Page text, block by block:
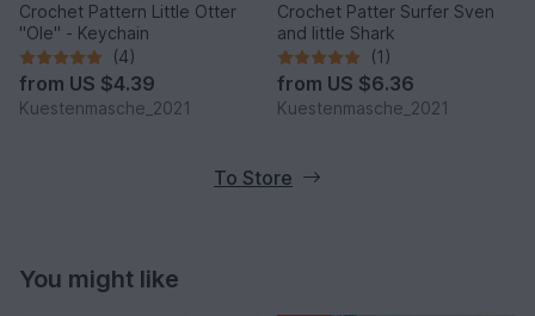
Crochet Pattern Little Otter
"Ole" - Keychain
(4)
from US $4.39
Kuestenmasche_2021
Crochet Patter Surfer Sven
and little Shark
(1)
from US $6.36
Kuestenmasche_2021
To Store
You might like